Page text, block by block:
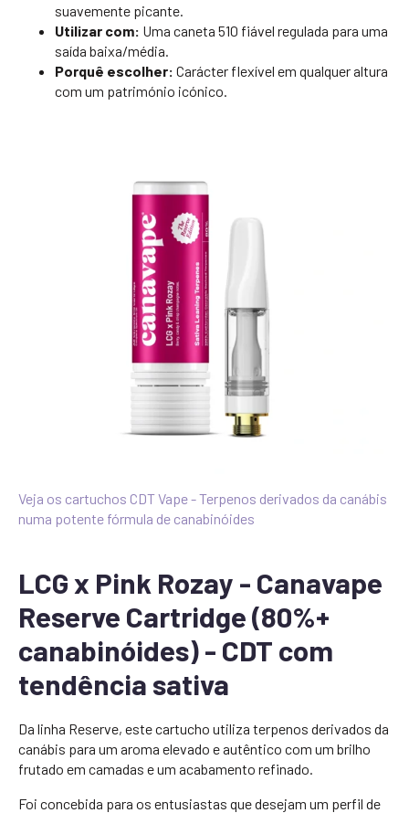
suavemente picante.
Utilizar com: Uma caneta 510 fiável regulada para uma
saída baixa/média.
Porquê escolher: Carácter flexível em qualquer altura
com um património icónico.
Veja os cartuchos CDT Vape - Terpenos derivados da canábis
numa potente fórmula de canabinóides
LCG x Pink Rozay - Canavape
Reserve Cartridge (80%+
canabinóides) - CDT com
tendência sativa
Da linha Reserve, este cartucho utiliza terpenos derivados da
canábis para um aroma elevado e autêntico com um brilho
frutado em camadas e um acabamento refinado.
Foi concebida para os entusiastas que desejam um perfil de